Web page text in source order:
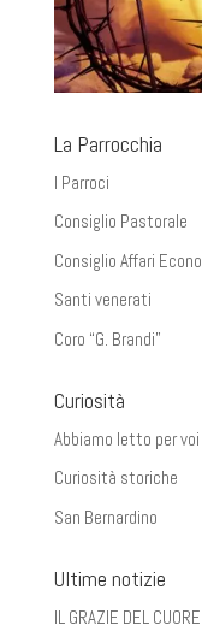
La Parrocchia
I Parroci
Consiglio Pastorale
Consiglio Affari
Santi venerati
Coro “G. Brandi”
Curiosità
Abbiamo letto per voi
Curiosità storiche
San Bernardino
Ultime notizie
IL GRAZIE DEL CUORE